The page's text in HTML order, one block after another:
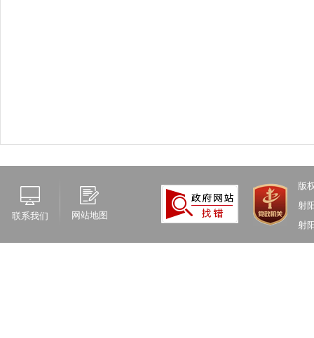
联系我们 网站地图
版
射
射